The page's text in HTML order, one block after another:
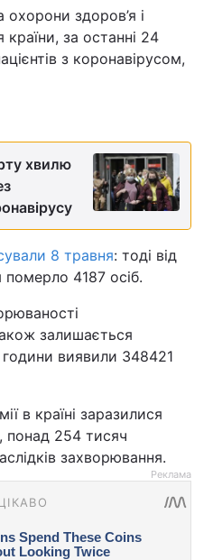
здоров’я і
країни, за останні 24
з коронавірусом,
хвилю
8 травня: тоді від
померло 4187 осіб.
залишається
виявили 348421
в країні заразилися
понад 254 тисяч
захворювання.
Реклама